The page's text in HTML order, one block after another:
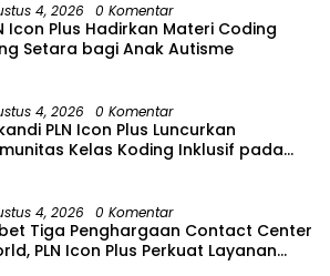
4, 2026 0 Komentar
Icon Plus Hadirkan Materi Coding
Setara bagi Anak Autisme
4, 2026 0 Komentar
PLN Icon Plus Luncurkan
Kelas Koding Inklusif pada
4, 2026 0 Komentar
Tiga Penghargaan Contact Center
PLN Icon Plus Perkuat Layanan